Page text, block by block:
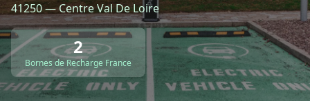
41250 — Centre Val De Loire
2
Bornes de Recharge France